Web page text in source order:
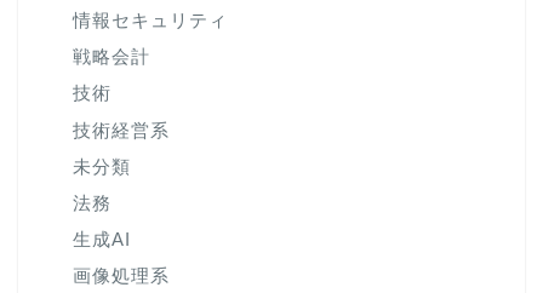
情報セキュリティ
戦略会計
技術
技術経営系
未分類
法務
生成AI
画像処理系